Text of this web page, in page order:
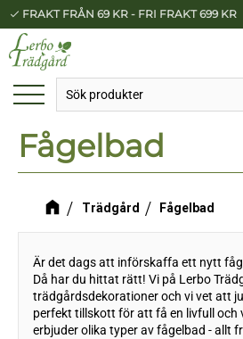
Meny
check FRAKT FRÅN 69 KR - FRI FRAKT 699 KR
Fågelbad
Trädgård Fågelbad
Är det dags att införskaffa ett nytt
Då har du hittat rätt! Vi på Lerbo
trädgårdsdekorationer och vi vet att
perfekt tillskott för att få en livfull och
erbjuder olika typer av fågelbad - allt